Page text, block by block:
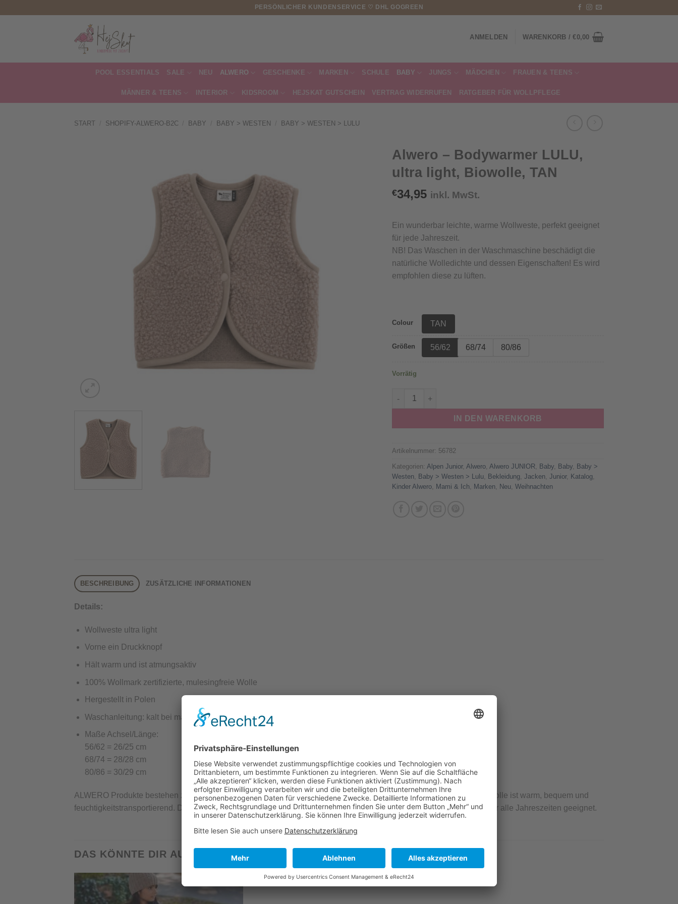
PERSÖNLICHER KUNDENSERVICE ♡ DHL GOGREEN
ANMELDEN WARENKORB /€0,00
POOL ESSENTIALS SALE NEU ALWERO GESCHENKE MARKEN SCHULE BABY JUNGS MÄDCHEN FRAUEN & TEENS
MÄNNER & TEENS INTERIOR KIDSROOM HEJSKAT GUTSCHEIN VERTRAG WIDERRUFEN RATGEBER FÜR WOLLPFLEGE
START SHOPIFY-ALWERO-B2C BABY BABY > WESTEN BABY > WESTEN > LULU
Alwero – Bodywarmer LULU,
ultra light, Biowolle, TAN
€34,95 inkl. MwSt.
Ein wunderbar leichte, warme Wollweste, perfekt geeignet
für jede Jahreszeit.
NB! Das Waschen in der Waschmaschine beschädigt die
natürliche Wolledichte und dessen Eigenschaften! Es wird
empfohlen diese zu lüften.
Colour TAN
Größen 56/62 68/74 80/86
Vorrätig
Alwero - Bodywarmer LULU, ultra light, Biowolle, TAN Menge
IN DEN WARENKORB
Artikelnummer: 56782
Kategorien: Alpen Junior, Alwero, Alwero JUNIOR, Baby, Baby, Baby >
Westen, Baby > Westen > Lulu, Bekleidung, Jacken, Junior, Katalog,
Kinder Alwero, Mami & Ich, Marken, Neu, Weihnachten
BESCHREIBUNG ZUSÄTZLICHE INFORMATIONEN
Details:
Wollweste ultra light
Vorne ein Druckknopf
Hält warm und ist atmungsaktiv
100% Wollmark zertifizierte, mulesingfreie Wolle
Hergestellt in Polen
Waschanleitung: kalt bei maximal 30 Grad im Schon- oder Wollwaschgang.
Maße Achsel/Länge:
56/62 = 26/25 cm
68/74 = 28/28 cm
80/86 = 30/29 cm
ALWERO Produkte bestehen zu 100 % aus Wolle. Ohne Zusatz von Kunstfasern: strapazierfähig und atmungsaktiv. Wolle ist warm, bequem und
feuchtigkeitstransportierend. Die Wolle hat eine feine Struktur und kann daher gut atmen. Dadurch sind die Produkte für alle Jahreszeiten geeignet.
DAS KÖNNTE DIR AUCH GEFALLEN …